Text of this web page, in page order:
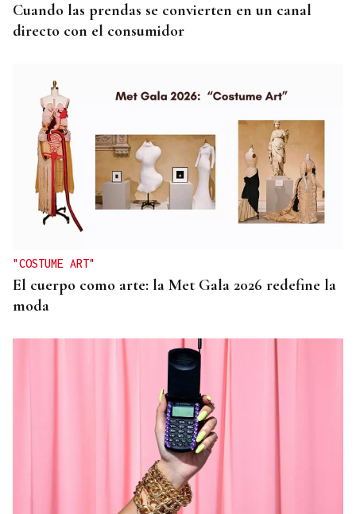
Cuando las prendas se convierten en un canal
directo con el consumidor
"COSTUME ART"
El cuerpo como arte: la Met Gala 2026 redefine la
moda